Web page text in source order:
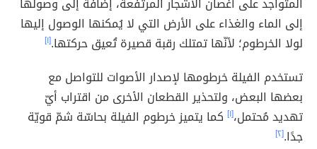
إلى الماء والغذاء على الأرض التي لا يُمكنها الوصول إليها
لولا الخرطوم؛ لأنّها تمتلك رقبة قصيرة تُعيق حركتها.[١]
تستخدم الفيلة خرطومها لإصدار الأصوات للتواصل مع
بعضها البعض، ولتحذير القطعان الأخرى من اقتراب أيّ
تهديد مُحتمل،[١] كما يتميز خرطوم الفيلة بحاسّة شمّ قويّة
جدًا.[٢]